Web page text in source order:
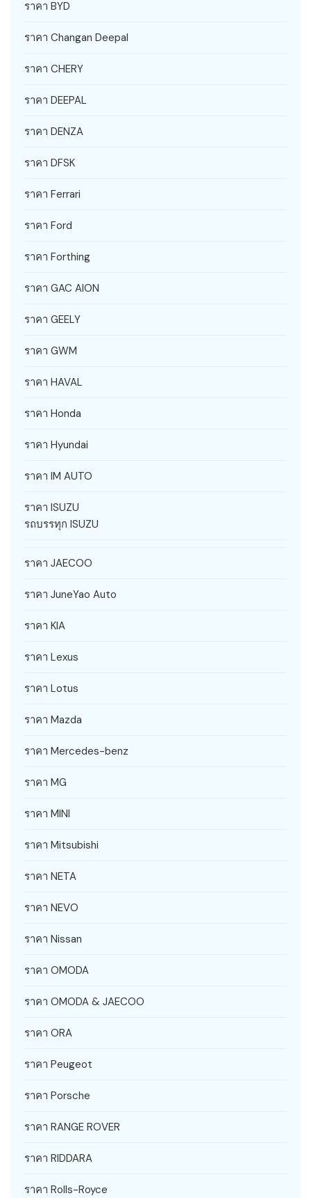
ราคา BYD
ราคา Changan Deepal
ราคา CHERY
ราคา DEEPAL
ราคา DENZA
ราคา DFSK
ราคา Ferrari
ราคา Ford
ราคา Forthing
ราคา GAC AION
ราคา GEELY
ราคา GWM
ราคา HAVAL
ราคา Honda
ราคา Hyundai
ราคา IM AUTO
ราคา ISUZU
รถบรรทุก ISUZU
ราคา JAECOO
ราคา JuneYao Auto
ราคา KIA
ราคา Lexus
ราคา Lotus
ราคา Mazda
ราคา Mercedes-benz
ราคา MG
ราคา MINI
ราคา Mitsubishi
ราคา NETA
ราคา NEVO
ราคา Nissan
ราคา OMODA
ราคา OMODA & JAECOO
ราคา ORA
ราคา Peugeot
ราคา Porsche
ราคา RANGE ROVER
ราคา RIDDARA
ราคา Rolls-Royce